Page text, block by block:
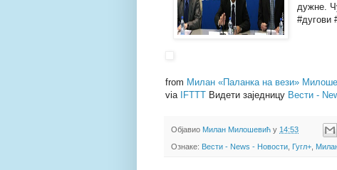
дужне.
#дугови
from Милан «Паланка на вези»
via IFTTT Видети заједницу Вести -
Објавио Милан Милошевић у 14:53
Ознаке: Вести - News - Новости Гугл+